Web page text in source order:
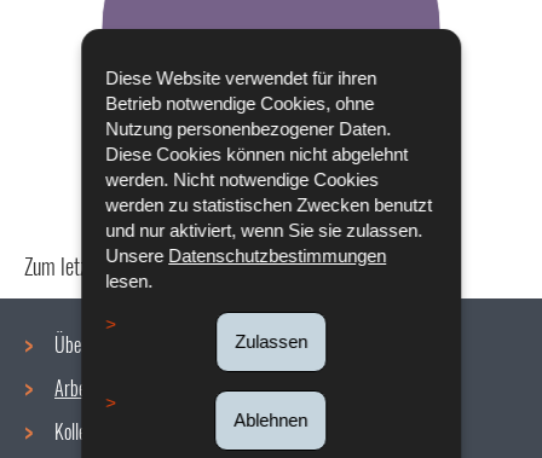
Diese Website verwendet für ihren
Betrieb notwendige Cookies, ohne
Nutzung personenbezogener Daten.
Diese Cookies können nicht abgelehnt
werden. Nicht notwendige Cookies
werden zu statistischen Zwecken benutzt
und nur aktiviert, wenn Sie sie zulassen.
Unsere Datenschutzbestimmungen
lesen.
Zulassen
Ablehnen
Zum letzten Mal aktualisiert am18/12/2019
Navigationsmenü
Über uns
Arbeitsbedingungen
Kollektive Vereinbarungen